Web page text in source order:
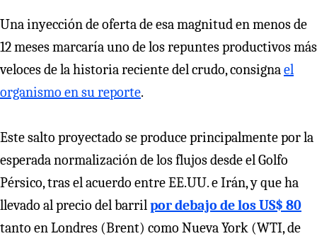
Una inyección de oferta de esa magnitud en menos de
12 meses marcaría uno de los repuntes productivos más
veloces de la historia reciente del crudo, consignael
organismo en su reporte.
Este salto proyectado se produce principalmente por la
esperada normalización de los flujos desde el Golfo
Pérsico, tras el acuerdo entre EE.UU. e Irán, y que ha
llevado al precio del barrilpor debajo de los US$ 80
tanto en Londres (Brent) como Nueva York (WTI, de